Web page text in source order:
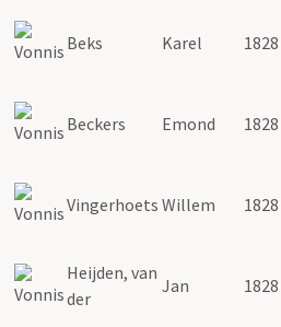
Beks Karel 1828
Beckers Emond 1828
Vingerhoets Willem 1828
Heijden, van
der
Jan 1828